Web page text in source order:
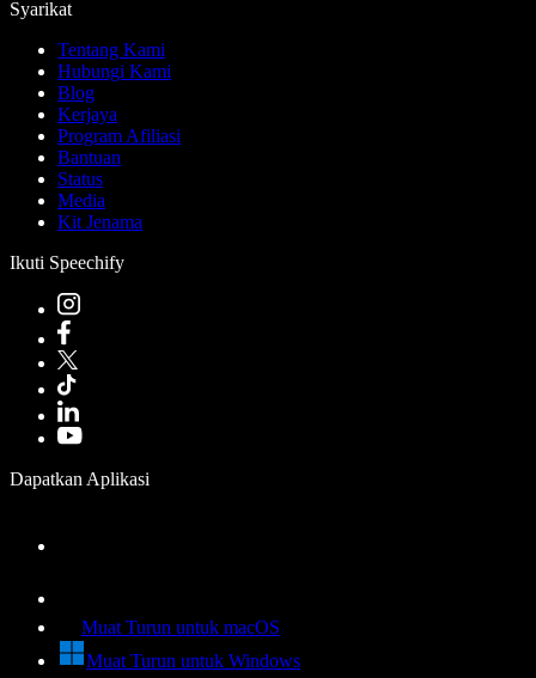
Syarikat
Tentang Kami
Hubungi Kami
Blog
Kerjaya
Program Afiliasi
Bantuan
Status
Media
Kit Jenama
Ikuti Speechify
Dapatkan Aplikasi
Muat Turun untuk macOS
Muat Turun untuk Windows